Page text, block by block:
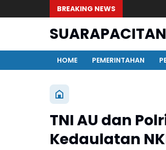
BREAKING NEWS
HOME
PEMERINTAHAN
TNI AU dan
Kedaulatan